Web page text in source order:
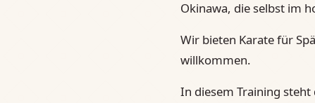
Okinawa, die selbst im
Wir bieten Karate für
willkommen.
In diesem Training